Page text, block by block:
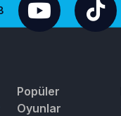
Popüler
Oyunlar